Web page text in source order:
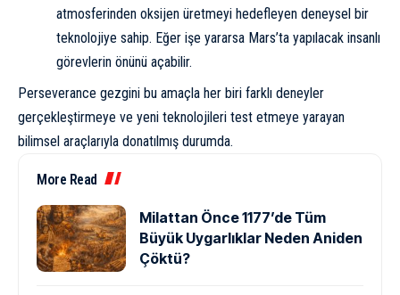
atmosferinden oksijen üretmeyi hedefleyen deneysel bir
teknolojiye sahip. Eğer işe yararsa Mars’ta yapılacak insanlı
görevlerin önünü açabilir.
Perseverance gezgini bu amaçla her biri farklı deneyler
gerçekleştirmeye ve yeni teknolojileri test etmeye yarayan
bilimsel araçlarıyla donatılmış durumda.
More Read
Milattan Önce 1177’de Tüm
Büyük Uygarlıklar Neden Aniden
Çöktü?